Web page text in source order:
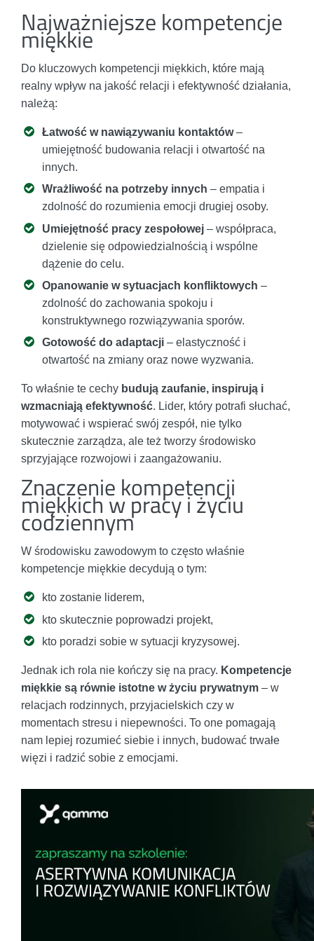
Najważniejsze kompetencje
miękkie
Do kluczowych kompetencji miękkich, które mają
realny wpływ na jakość relacji i efektywność działania,
należą:
Łatwość w nawiązywaniu kontaktów–
umiejętność budowania relacji i otwartość na
innych.
Wrażliwość na potrzeby innych – empatia i
zdolność do rozumienia emocji drugiej osoby.
Umiejętność pracy zespołowej – współpraca,
dzielenie się odpowiedzialnością i wspólne
dążenie do celu.
Opanowanie w sytuacjach konfliktowych –
zdolność do zachowania spokoju i
konstruktywnego rozwiązywania sporów.
Gotowość do adaptacji – elastyczność i
otwartość na zmiany oraz nowe wyzwania.
To właśnie te cechy budują zaufanie, inspirują i
wzmacniają efektywność. Lider, który potrafi słuchać,
motywować i wspierać swój zespół, nie tylko
skutecznie zarządza, ale też tworzy środowisko
sprzyjające rozwojowi i zaangażowaniu.
Znaczenie kompetencji
miękkich w pracy i życiu
codziennym
W środowisku zawodowym to często właśnie
kompetencje miękkie decydują o tym:
kto zostanie liderem,
kto skutecznie poprowadzi projekt,
kto poradzi sobie w sytuacji kryzysowej.
Jednak ich rola nie kończy się na pracy. Kompetencje
miękkie są równie istotne w życiu prywatnym – w
relacjach rodzinnych, przyjacielskich czy w
momentach stresu i niepewności. To one pomagają
nam lepiej rozumieć siebie i innych, budować trwałe
więzi i radzić sobie z emocjami.